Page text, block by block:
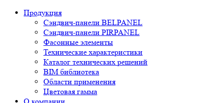
Продукция
Сэндвич-панели BELPANEL
Сэндвич-панели PIRPANEL
Фасонные элементы
Технические характеристики
Каталог технических решений
BIM библиотека
Области применения
Цветовая гамма